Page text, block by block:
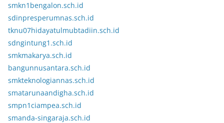
smkn1bengalon.sch.id
sdinpresperumnas.sch.id
tknu07hidayatulmubtadiin.sch.id
sdngintung1.sch.id
smkmakarya.sch.id
bangunnusantara.sch.id
smkteknologiannas.sch.id
smatarunaandigha.sch.id
smpn1ciampea.sch.id
smanda-singaraja.sch.id